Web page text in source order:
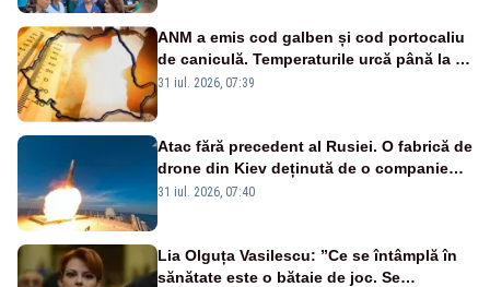
ANM a emis cod galben și cod portocaliu
de caniculă. Temperaturile urcă până la 38
de grade, iar nopțile devin tropicale
31 iul. 2026, 07:39
Atac fără precedent al Rusiei. O fabrică de
drone din Kiev deținută de o companie
americană, distrusă de o rachetă
31 iul. 2026, 07:40
Lia Olguța Vasilescu: ”Ce se întâmplă în
sănătate este o bătaie de joc. Se